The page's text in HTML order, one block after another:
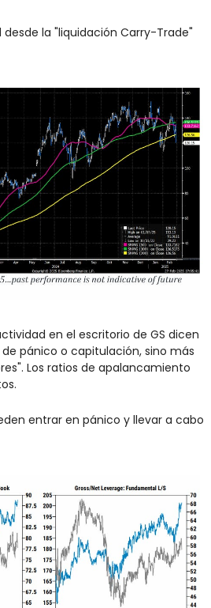
la "liquidación Carry-Trade"
en el escritorio de GS dicen
pánico o capitulación, sino más
Los ratios de apalancamiento
entrar en pánico y llevar a cabo